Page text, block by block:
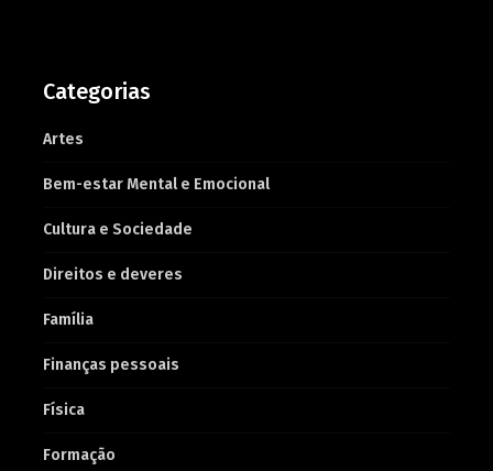
Categorias
Artes
Bem-estar Mental e Emocional
Cultura e Sociedade
Direitos e deveres
Família
Finanças pessoais
Física
Formação